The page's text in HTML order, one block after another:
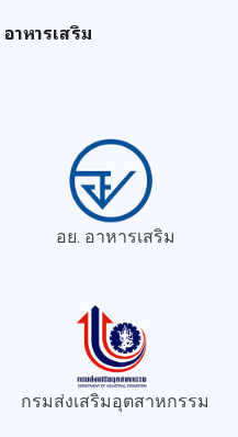
าหารเสริม
อย. อาหารเสริม
กรมส่งเสริมอุตสาหกรรม